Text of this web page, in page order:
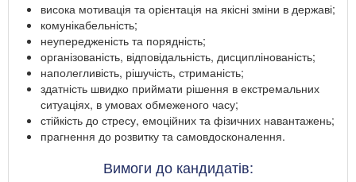
висока мотивація та орієнтація на якісні зміни в державі;
комунікабельність;
неупередженість та порядність;
організованість, відповідальність, дисциплінованість;
наполегливість, рішучість, стриманість;
здатність швидко приймати рішення в екстремальних
ситуаціях, в умовах обмеженого часу;
стійкість до стресу, емоційних та фізичних навантажень;
прагнення до розвитку та самовдосконалення.
Вимоги до кандидатів: